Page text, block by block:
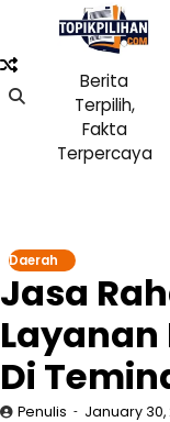
content
Berita
Terpilih,
Fakta
Terpercaya
Daerah
Jasa
Di
Penulis January 30,